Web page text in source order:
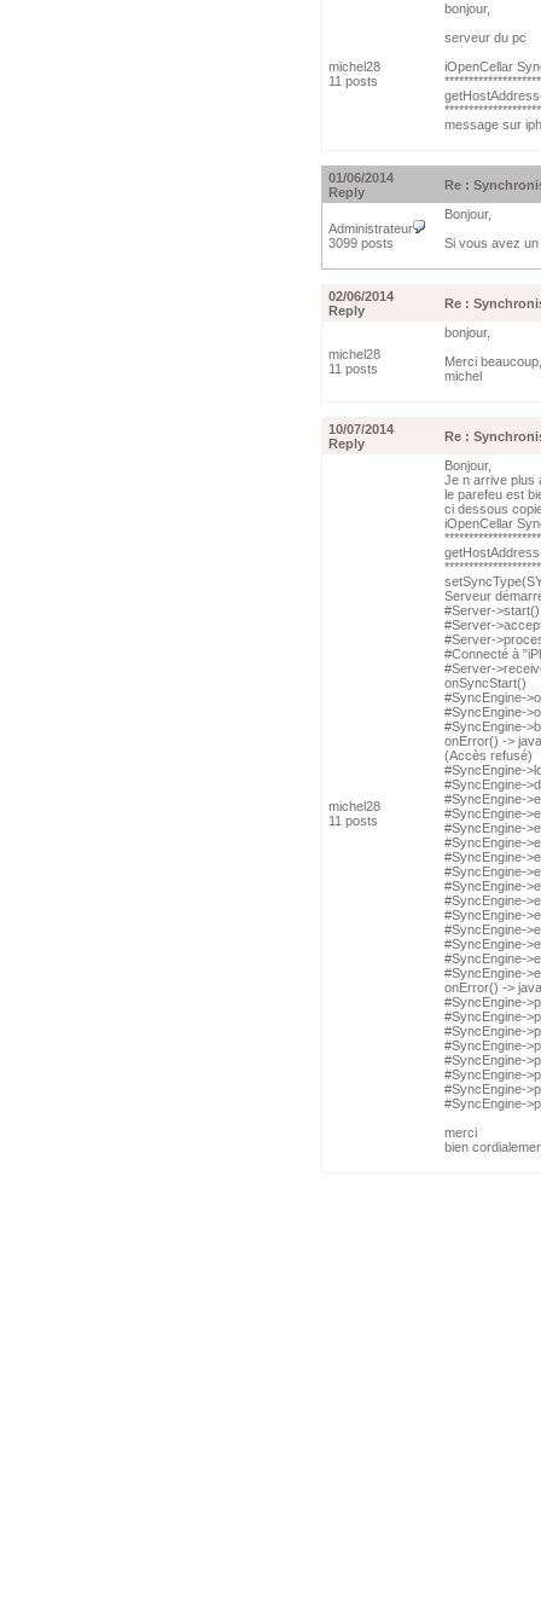
michel28
11 posts
bonjour,
serveur du pc
iOpenCellar
message sur
01/06/2014
Reply
Re :
Administrateur
3099 posts
Bonjour,
Si vous avez
02/06/2014
Reply
Re :
michel28
11 posts
bonjour,
Merci
michel
10/07/2014
Reply
Re :
michel28
11 posts
Bonjour,
Je n arrive plus
le parefeu est
ci dessous
iOpenCellar
Serveur
#Server->start()
#Server-
#Server-
#Connecté à
#Server-
onSyncStart()
#SyncEngine-
#SyncEngine-
#SyncEngine-
onError() ->
(Accès refusé)
#SyncEngine-
#SyncEngine-
#SyncEngine-
#SyncEngine-
#SyncEngine-
#SyncEngine-
#SyncEngine-
#SyncEngine-
#SyncEngine-
#SyncEngine-
#SyncEngine-
#SyncEngine-
#SyncEngine-
#SyncEngine-
#SyncEngine-
onError() ->
#SyncEngine-
#SyncEngine-
#SyncEngine-
#SyncEngine-
#SyncEngine-
#SyncEngine-
#SyncEngine-
#SyncEngine-
merci
bien